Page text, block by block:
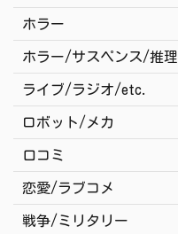
ホラー
ホラー/サスペンス/推理
ライブ/ラジオ/etc.
ロボット/メカ
口コミ
恋愛/ラブコメ
戦争/ミリタリー